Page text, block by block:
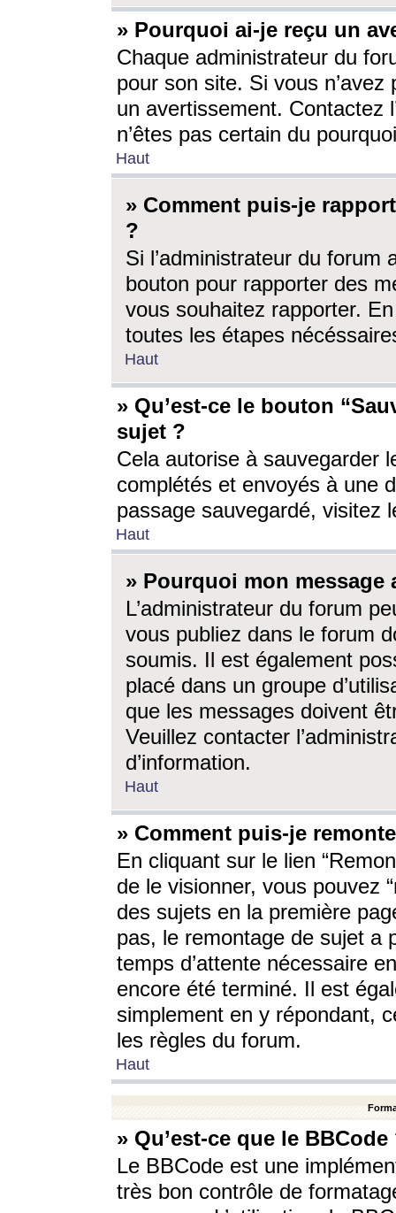
» Pourquoi ai-je reçu un
Chaque administrateur du
pour son site. Si vous
un avertissement. Contactez
n’êtes pas certain du
Haut
» Comment puis-je
?
Si l’administrateur du forum
bouton pour rapporter des
vous souhaitez rapporter.
toutes les étapes
Haut
» Qu’est-ce le bouton
sujet ?
Cela autorise à sauvegarder
complétés et envoyés à une
passage sauvegardé, visitez
Haut
» Pourquoi mon message
L’administrateur du forum
vous publiez dans le forum
soumis. Il est également
placé dans un groupe
que les messages doivent
Veuillez contacter
d’information.
Haut
» Comment puis-je
En cliquant sur le lien
de le visionner, vous pouvez
des sujets en la première
pas, le remontage de sujet a
temps d’attente nécessaire
encore été terminé. Il est
simplement en y répondant,
les règles du forum.
Haut
» Qu’est-ce que le BBCode
Le BBCode est une
très bon contrôle de